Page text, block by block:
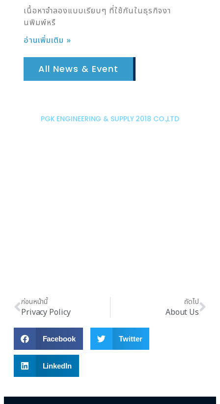
เนื้อหาจำลองแบบเรียบๆ ที่ใช้กันในธุรกิจงา
นพิมพ์หรื
อ่านเพิ่มเติม »
All News & Event
PGK ENGINEERING & SUPPLY 2018 CO.,LTD
ก่อนหน้านี้
Privacy Policy
ถัดไป
About Us
Facebook Twitter
LinkedIn